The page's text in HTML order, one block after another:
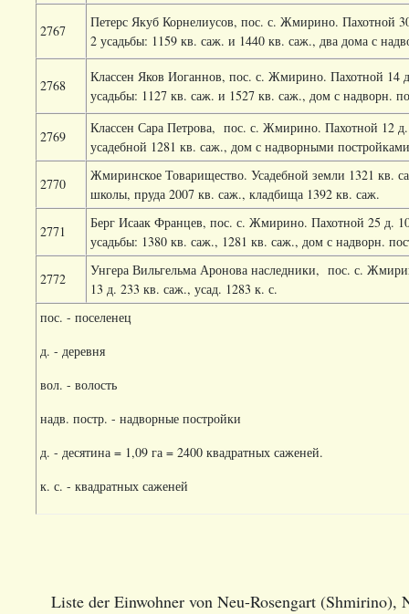
2767
Петерс Якуб Корнелиусов, пос. с. Жмирино. Пахотной
2 усадьбы: 1159 кв. саж. и 1440 кв. саж., два дома с
2768
Классен Яков Иоганнов, пос. с. Жмирино. Пахотной 14
усадьбы: 1127 кв. саж. и 1527 кв. саж., дом с надворн.
2769
Классен Сара Петрова, пос. с. Жмирино. Пахотной 12
усадебной 1281 кв. саж., дом с надворными
2770
Жмиринское Товарищество. Усадебной земли 1321 кв.
школы, пруда 2007 кв. саж., кладбища 1392 кв. саж.
2771
Берг Исаак Францев, пос. с. Жмирино. Пахотной 25 д.
усадьбы: 1380 кв. саж., 1281 кв. саж., дом с надворн.
2772
Унгера Вильгельма Аронова наследники, пос. с.
13 д. 233 кв. саж., усад. 1283 к. с.
пос. - поселенец
д. - деревня
вол. - волость
надв. постр. - надворные постройки
д. - десятина = 1,09 га = 2400 квадратных саженей.
к. с. - квадратных саженей
Liste der Einwohner von Neu-Rosengart (Shmirino),